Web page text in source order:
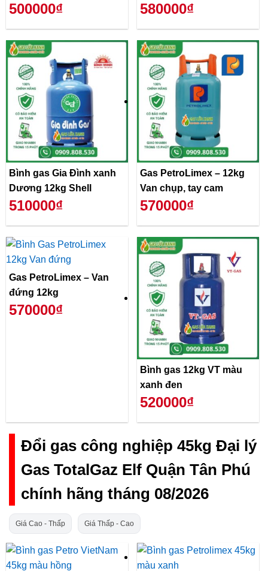
500000₫ 580000₫
Bình gas Gia Đình xanh
Dương 12kg Shell
510000₫
Gas PetroLimex – 12kg
Van chụp, tay cam
570000₫
Gas PetroLimex – Van
đứng 12kg
570000₫
Bình gas 12kg VT màu
xanh đen
520000₫
Đổi gas công nghiệp 45kg Đại lý
Gas TotalGaz Elf Quận Tân Phú
chính hãng tháng 08/2026
Giá Cao - Thấp Giá Thấp - Cao